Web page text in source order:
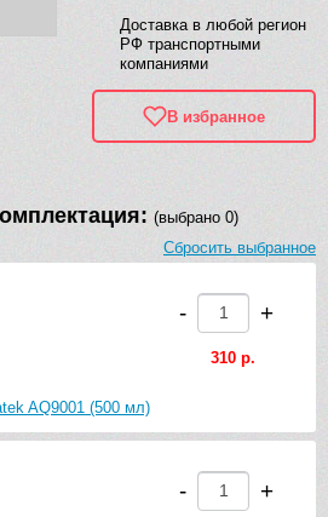
Доставка в любой регион
РФ транспортными
компаниями
В избранное
(выбрано 0)
Сбросить выбранное
AQ9001 (500 мл)
- +
310 р.
- +